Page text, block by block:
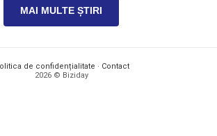
MAI MULTE ȘTIRI
de confidențialitate · Contact
2026 © Biziday